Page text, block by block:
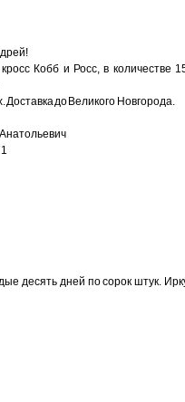
Кобб и Росс, в количестве
Доставка до Великого Новгорода.
десять дней по сорок штук.